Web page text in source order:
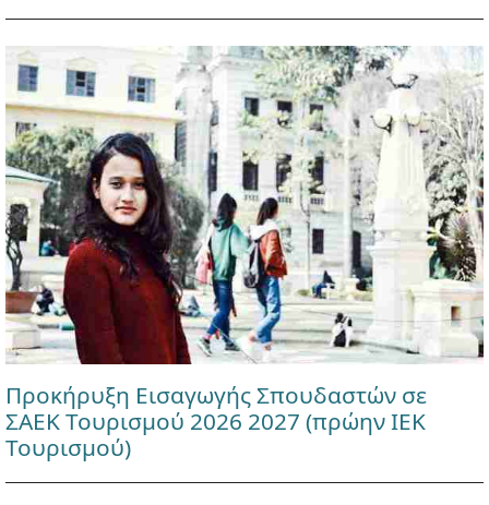
Προκήρυξη Εισαγωγής Σπουδαστών σε
ΣΑΕΚ Τουρισμού 2026 2027 (πρώην ΙΕΚ
Τουρισμού)